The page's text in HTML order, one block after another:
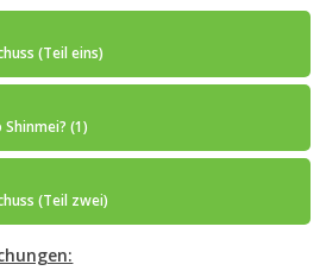
(Teil eins)
(1)
(Teil zwei)